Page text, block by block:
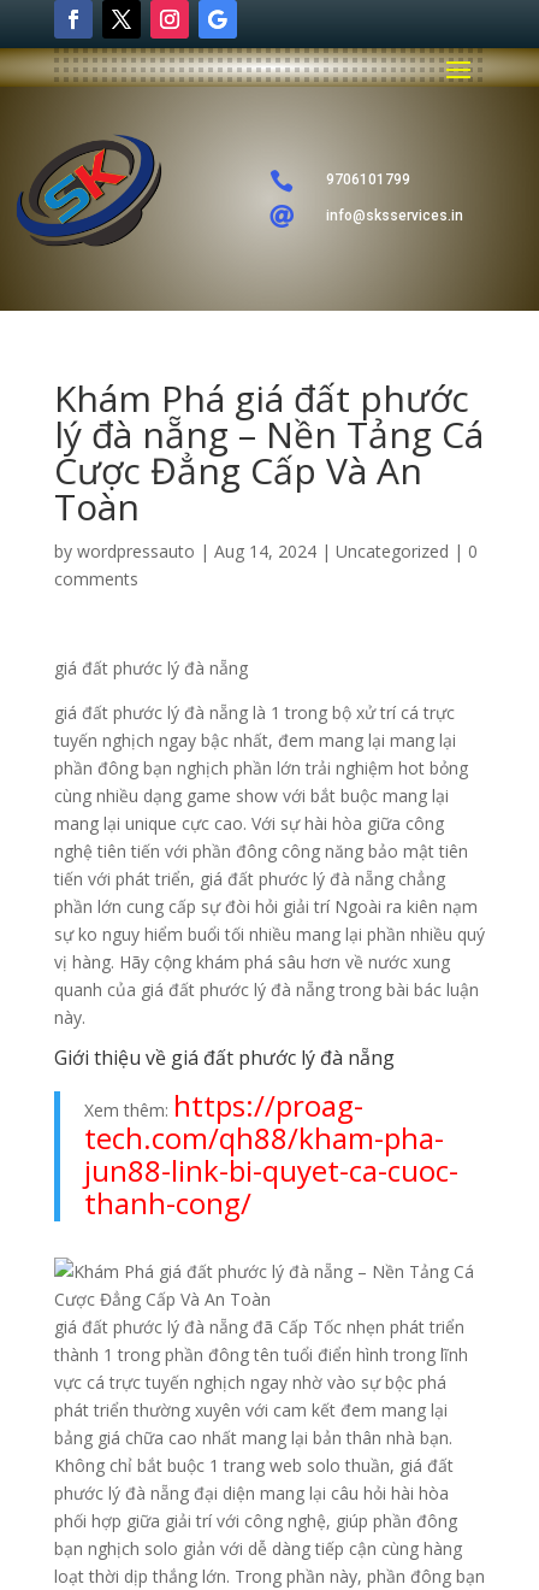
 9706101799
 info@sksservices.in
Khám Phá giá đất phước
lý đà nẵng – Nền Tảng Cá
Cược Đẳng Cấp Và An
Toàn
by wordpressauto | Aug 14, 2024| Uncategorized | 0
comments
giá đất phước lý đà nẵng
giá đất phước lý đà nẵng là 1 trong bộ xử trí cá trực
tuyến nghịch ngay bậc nhất, đem mang lại mang lại
phần đông bạn nghịch phần lớn trải nghiệm hot bỏng
cùng nhiều dạng game show với bắt buộc mang lại
mang lại unique cực cao. Với sự hài hòa giữa công
nghệ tiên tiến với phần đông công năng bảo mật tiên
tiến với phát triển, giá đất phước lý đà nẵng chẳng
phần lớn cung cấp sự đòi hỏi giải trí Ngoài ra kiên nạm
sự ko nguy hiểm buổi tối nhiều mang lại phần nhiều quý
vị hàng. Hãy cộng khám phá sâu hơn về nước xung
quanh của giá đất phước lý đà nẵng trong bài bác luận
này.
Giới thiệu về giá đất phước lý đà nẵng
Xem thêm: https://proag-
tech.com/qh88/kham-pha-
jun88-link-bi-quyet-ca-cuoc-
thanh-cong/
giá đất phước lý đà nẵng đã Cấp Tốc nhẹn phát triển
thành 1 trong phần đông tên tuổi điển hình trong lĩnh
vực cá trực tuyến nghịch ngay nhờ vào sự bộc phá
phát triển thường xuyên với cam kết đem mang lại
bảng giá chữa cao nhất mang lại bản thân nhà bạn.
Không chỉ bắt buộc 1 trang web solo thuần, giá đất
phước lý đà nẵng đại diện mang lại câu hỏi hài hòa
phối hợp giữa giải trí với công nghệ, giúp phần đông
bạn nghịch solo giản với dễ dàng tiếp cận cùng hàng
loạt thời dịp thắng lớn. Trong phần này, phần đông bạn